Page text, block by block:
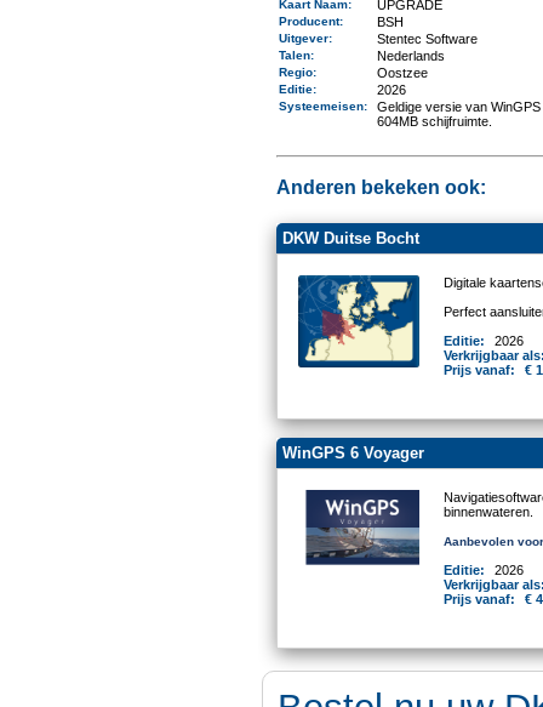
Kaart Naam: UPGRADE
Producent: BSH
Uitgever: Stentec Software
Talen: Nederlands
Regio: Oostzee
Editie: 2026
Systeemeisen:
Geldige versie van
604MB schijfruimte.
Anderen bekeken ook:
DKW Duitse Bocht
Digitale
Perfect
Editie:
2026
Verkrijgbaar
Prijs vanaf:
€
WinGPS 6 Voyager
binnenwateren.
Aanbevolen
Editie:
2026
Verkrijgbaar
Prijs vanaf:
€